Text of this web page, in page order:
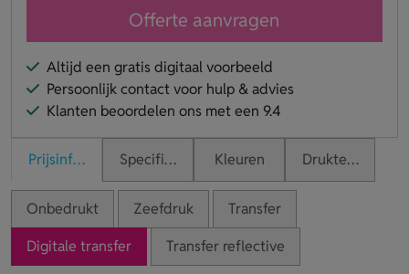
Offerte aanvragen
Altijd een gratis digitaal voorbeeld
Persoonlijk contact voor hulp & advies
Klanten beoordelen ons met een 9.4
PrijsinformatieSpecificaties Kleuren Druktechnieken
Onbedrukt Zeefdruk
Transfer
Digitale transfer
Transfer reflective